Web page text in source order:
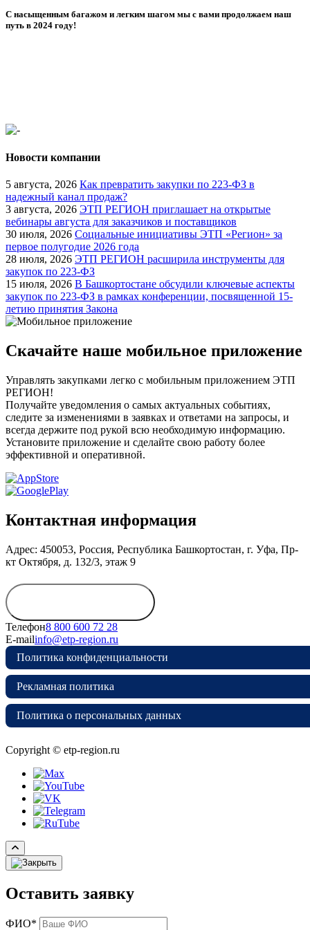
С насыщенным багажом и легким шагом мы с вами продолжаем наш
путь в 2024 году!
Новости компании
5 августа, 2026 Как превратить закупки по 223-ФЗ в
надежный канал продаж?
3 августа, 2026 ЭТП РЕГИОН приглашает на открытые
вебинары августа для заказчиков и поставщиков
30 июля, 2026 Социальные инициативы ЭТП «Регион» за
первое полугодие 2026 года
28 июля, 2026 ЭТП РЕГИОН расширила инструменты для
закупок по 223-ФЗ
15 июля, 2026 В Башкортостане обсудили ключевые аспекты
закупок по 223-ФЗ в рамках конференции, посвященной 15-
летию принятия Закона
Скачайте наше мобильное приложение
Управлять закупками легко с мобильным приложением ЭТП
РЕГИОН!
Получайте уведомления о самых актуальных событиях,
следите за изменениями в заявках и ответами на запросы, и
всегда держите под рукой всю необходимую информацию.
Установите приложение и сделайте свою работу более
эффективной и оперативной.
Контактная информация
Адрес: 450053, Россия, Республика Башкортостан, г. Уфа, Пр-
кт Октября, д. 132/3, этаж 9
Телефон8 800 600 72 28
E-mailinfo@etp-region.ru
Политика конфиденциальности
Рекламная политика
Политика о персональных данных
Copyright © etp-region.ru
Оставить заявку
ФИО*